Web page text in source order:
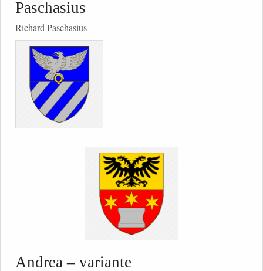
Paschasius
Richard Paschasius
Andrea – variante